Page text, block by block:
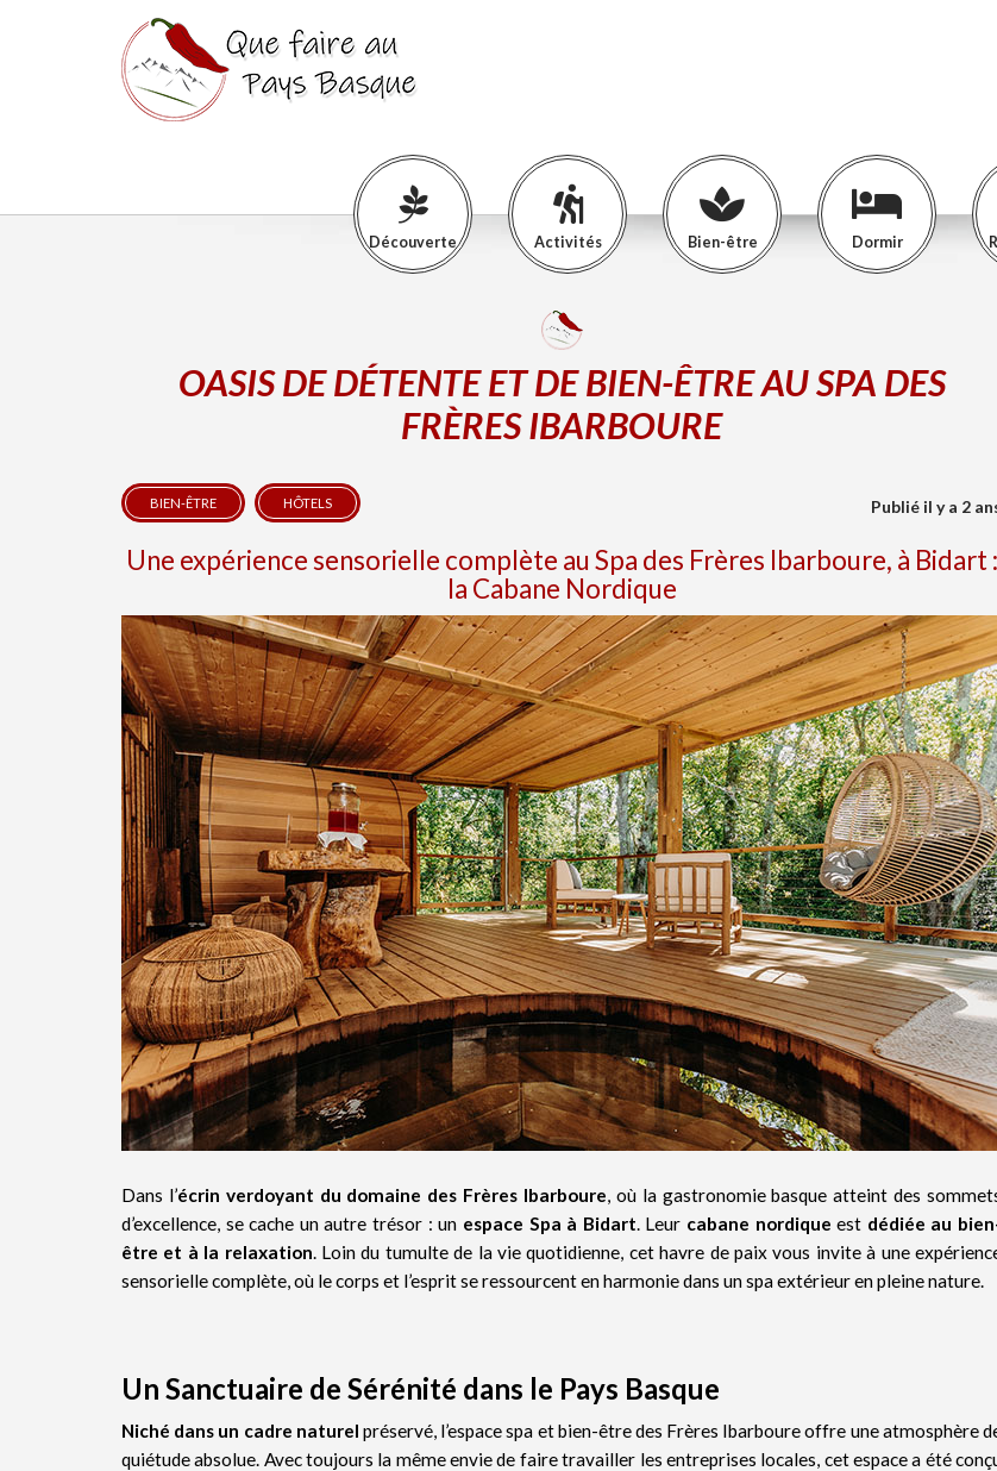
Découverte Activités Bien-être Dormir
OASIS DE DÉTENTE ET DE BIEN-ÊTRE AU SPA DES
FRÈRES IBARBOURE
BIEN-ÊTRE HÔTELS Publié il y a 2
Une expérience sensorielle complète au Spa des Frères Ibarboure, à Bidart :
la Cabane Nordique
Dans l’écrin verdoyant du domaine des Frères Ibarboure, où la gastronomie basque atteint des
d’excellence, se cache un autre trésor : un espace Spa à Bidart. Leur cabane nordique est dédiée au
être et à la relaxation. Loin du tumulte de la vie quotidienne, cet havre de paix vous invite à une
sensorielle complète, où le corps et l’esprit se ressourcent en harmonie dans un spa extérieur en pleine nature.
Un Sanctuaire de Sérénité dans le Pays Basque
Niché dans un cadre naturel préservé, l’espace spa et bien-être des Frères Ibarboure offre une atmosphère
quiétude absolue. Avec toujours la même envie de faire travailler les entreprises locales, cet espace a été